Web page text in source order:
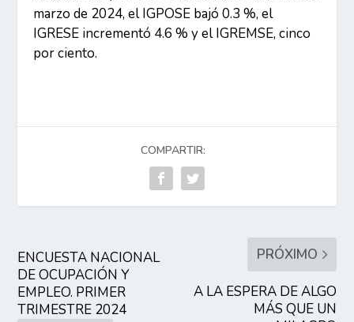
marzo de 2024, el IGPOSE bajó 0.3 %, el
IGRESE incrementó 4.6 % y el IGREMSE, cinco
por ciento.
COMPARTIR:
ENCUESTA NACIONAL
DE OCUPACIÓN Y
EMPLEO. PRIMER
TRIMESTRE 2024
PRÓXIMO
A LA ESPERA DE ALGO
MÁS QUE UN